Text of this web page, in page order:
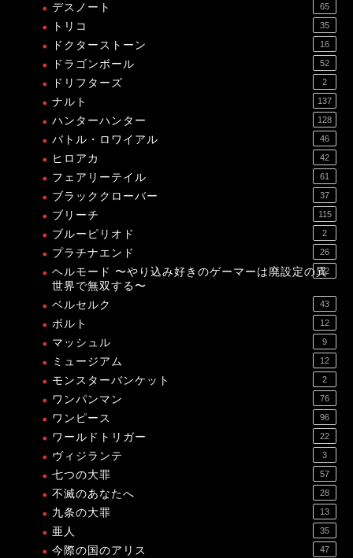
デスノート 65
トリコ 35
ドクターストーン 16
ドラゴンボール 52
ドリフターズ 2
ナルト 137
ハンターハンター 128
バトル・ロワイアル 46
ヒロアカ 42
フェアリーテイル 61
ブラッククローバー 37
ブリーチ 115
ブルーピリオド 2
プラチナエンド 26
ヘルモード 〜やり込み好きのゲーマーは廃設定の異
世界で無双する〜
12
ベルセルク 43
ボルト 12
マッシュル 9
ミュージアム 12
モンスターバンケット 2
ワンパンマン 76
ワンピース 96
ワールドトリガー 22
ヴィジランテ 3
七つの大罪 57
不滅のあなたへ 28
九条の大罪 13
亜人 35
今際の国のアリス 47